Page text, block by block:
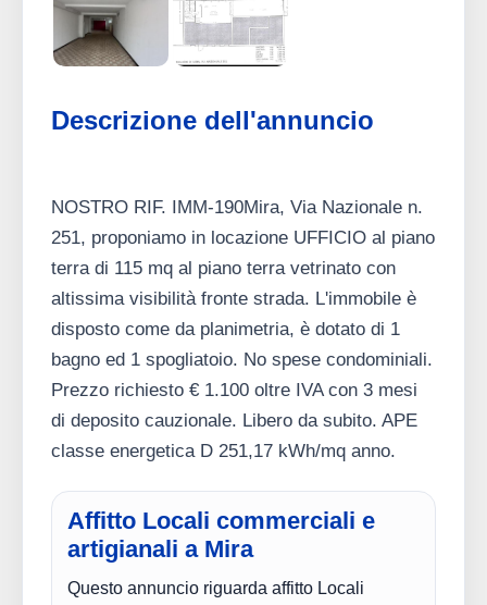
Descrizione dell'annuncio
NOSTRO RIF. IMM-190Mira, Via Nazionale n.
251, proponiamo in locazione UFFICIO al piano
terra di 115 mq al piano terra vetrinato con
altissima visibilità fronte strada. L'immobile è
disposto come da planimetria, è dotato di 1
bagno ed 1 spogliatoio. No spese condominiali.
Prezzo richiesto € 1.100 oltre IVA con 3 mesi
di deposito cauzionale. Libero da subito. APE
classe energetica D 251,17 kWh/mq anno.
Affitto Locali commerciali e
artigianali a Mira
Questo annuncio riguarda affitto Locali